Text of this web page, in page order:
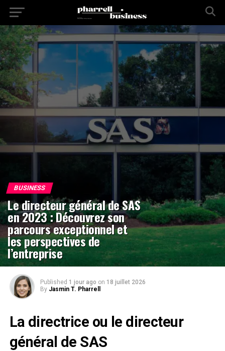
BUSINESS
Le directeur général de SAS
en 2023 : Découvrez son
parcours exceptionnel et
les perspectives de
l’entreprise
Published 1 jour ago on 18 juillet 2026
By Jasmin T. Pharrell
La directrice ou le directeur
général de SAS